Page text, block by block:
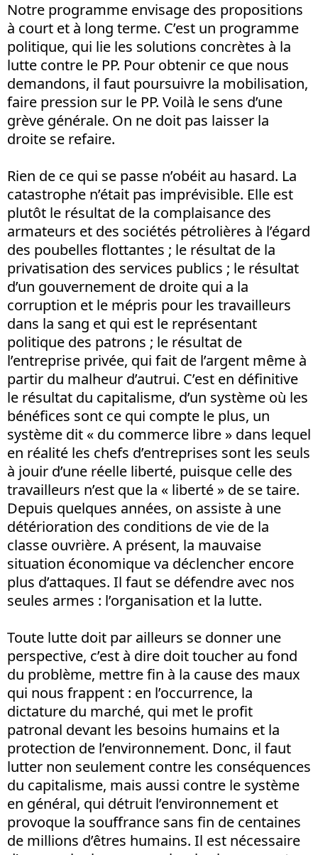
Notre programme envisage des propositions
à court et à long terme. C’est un programme
politique, qui lie les solutions concrètes à la
lutte contre le PP. Pour obtenir ce que nous
demandons, il faut poursuivre la mobilisation,
faire pression sur le PP. Voilà le sens d’une
grève générale. On ne doit pas laisser la
droite se refaire.
Rien de ce qui se passe n’obéit au hasard. La
catastrophe n’était pas imprévisible. Elle est
plutôt le résultat de la complaisance des
armateurs et des sociétés pétrolières à l’égard
des poubelles flottantes ; le résultat de la
privatisation des services publics ; le résultat
d’un gouvernement de droite qui a la
corruption et le mépris pour les travailleurs
dans la sang et qui est le représentant
politique des patrons ; le résultat de
l’entreprise privée, qui fait de l’argent même à
partir du malheur d’autrui. C’est en définitive
le résultat du capitalisme, d’un système où les
bénéfices sont ce qui compte le plus, un
système dit « du commerce libre » dans lequel
en réalité les chefs d’entreprises sont les seuls
à jouir d’une réelle liberté, puisque celle des
travailleurs n’est que la « liberté » de se taire.
Depuis quelques années, on assiste à une
détérioration des conditions de vie de la
classe ouvrière. A présent, la mauvaise
situation économique va déclencher encore
plus d’attaques. Il faut se défendre avec nos
seules armes : l’organisation et la lutte.
Toute lutte doit par ailleurs se donner une
perspective, c’est à dire doit toucher au fond
du problème, mettre fin à la cause des maux
qui nous frappent : en l’occurrence, la
dictature du marché, qui met le profit
patronal devant les besoins humains et la
protection de l’environnement. Donc, il faut
lutter non seulement contre les conséquences
du capitalisme, mais aussi contre le système
en général, qui détruit l’environnement et
provoque la souffrance sans fin de centaines
de millions d’êtres humains. Il est nécessaire